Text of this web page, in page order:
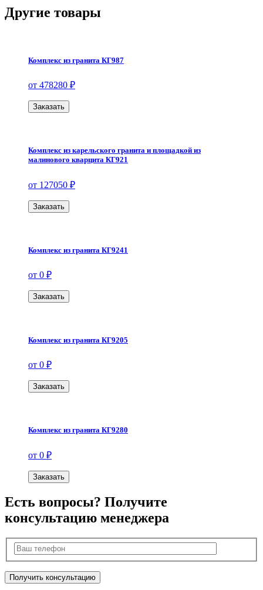
Другие товары
Комплекс из гранита КГ987
от 478280 ₽
Заказать
Комплекс из карельского гранита и площадкой из
малинового кварцита КГ921
от 127050 ₽
Заказать
Комплекс из гранита КГ9241
от 0 ₽
Заказать
Комплекс из гранита КГ9205
от 0 ₽
Заказать
Комплекс из гранита КГ9280
от 0 ₽
Заказать
Есть вопросы? Получите
консультацию менеджера